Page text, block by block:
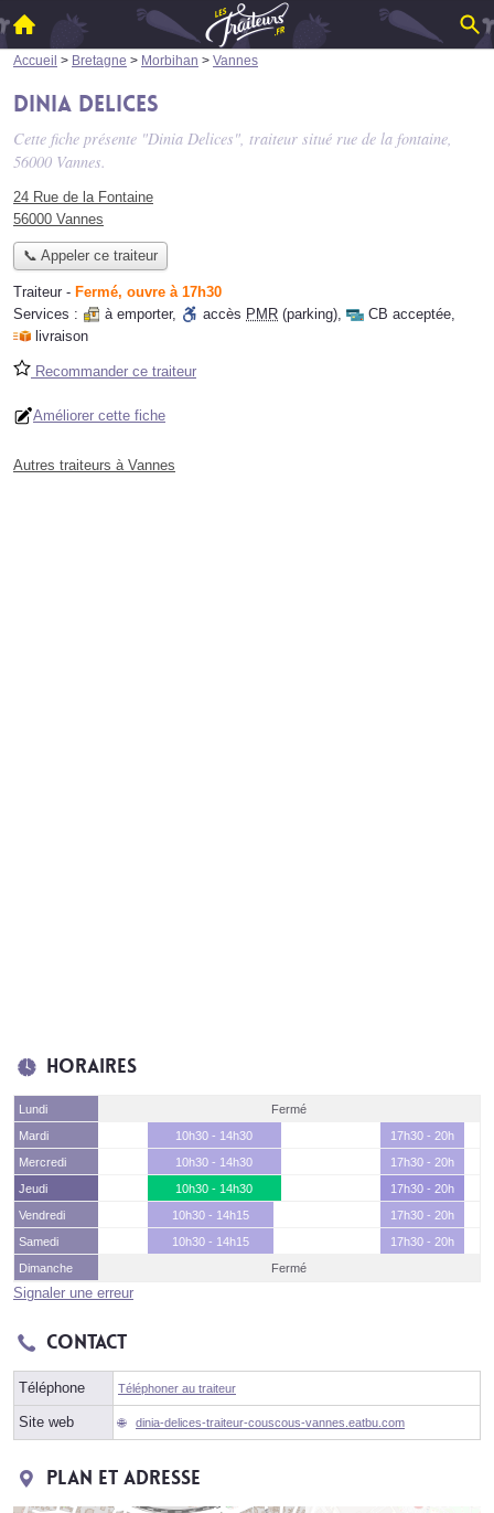
Accueil > Bretagne > Morbihan > Vannes
Dinia Delices
Cette fiche présente "Dinia Delices", traiteur situé rue de la fontaine,
56000 Vannes.
24 Rue de la Fontaine
56000 Vannes
📞 Appeler ce traiteur
Traiteur - Fermé, ouvre à 17h30
Services :
à emporter, accès PMR (parking), CB acceptée,
livraison
Recommander ce traiteur
Améliorer cette fiche
Autres traiteurs à Vannes
Horaires
Lundi
Fermé
Mardi
10h30 - 14h30
17h30 - 20h
Mercredi
10h30 - 14h30
17h30 - 20h
Jeudi
10h30 - 14h30
17h30 - 20h
Vendredi
10h30 - 14h15
17h30 - 20h
Samedi
10h30 - 14h15
17h30 - 20h
Dimanche
Fermé
Signaler une erreur
Contact
Téléphone Téléphoner au traiteur
Site web dinia-delices-traiteur-couscous-vannes.eatbu.com
Plan et adresse